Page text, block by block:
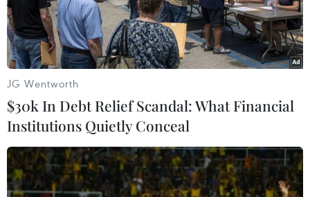
Nền kinh tế Anh đang đối mặt với nguy cơ suy thoái
nghiêm trọng nhất trong một thế kỷ qua do tác động của
dịch COVID-19 buộc chính phủ nước này phải ra lệnh
đóng cửa nhiều doanh nghiệp.
JG Wentworth
$30k In Debt Relief Scandal: What Financial
Institutions Quietly Conceal